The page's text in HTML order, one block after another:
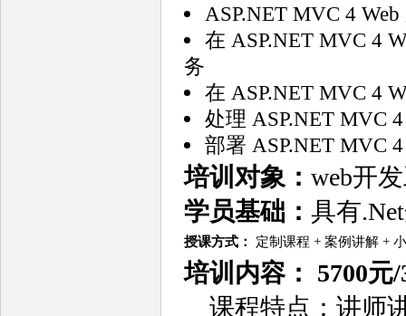
ASP.NET MVC 4
在 ASP.NET MVC 4
务
在 ASP.NET MVC 4
处理 ASP.NET MVC
部署 ASP.NET MVC
培训对象： web开
学员基础： 具有
授课方式： 定制课程 + 案例讲解 +
培训 内容： 5700元
课程特点：讲师